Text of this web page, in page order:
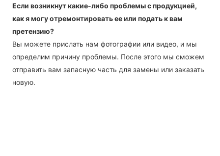
Если возникнут какие-либо проблемы с продукцией,
как я могу отремонтировать ее или подать к вам
претензию?
Вы можете прислать нам фотографии или видео, и мы
определим причину проблемы. После этого мы сможем
отправить вам запасную часть для замены или заказать
новую.